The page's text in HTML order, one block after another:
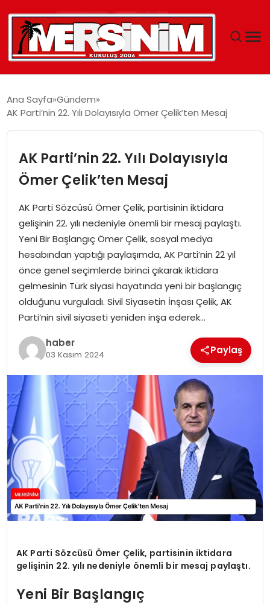
GÜNCEL
SAĞLIK
EĞITIM
SPOR
EKONOMI
MAGAZIN
DÜNYA
Ana Sayfa Gündem
AK Parti’nin 22. Yılı Dolayısıyla Ömer Çelik’ten Mesaj
AK Parti’nin 22. Yılı Dolayısıyla
Ömer Çelik’ten Mesaj
AK Parti Sözcüsü Ömer Çelik, partisinin iktidara
gelişinin 22. yılı nedeniyle önemli bir mesaj paylaştı.
Yeni Bir Başlangıç Ömer Çelik, sosyal medya
hesabından yaptığı paylaşımda, AK Parti’nin 22 yıl
önce genel seçimlerde birinci çıkarak iktidara
gelmesinin Türk siyasi hayatında yeni bir başlangıç
olduğunu vurguladı. Sivil Siyasetin İnşası Çelik, AK
Parti’nin sivil siyaseti yeniden inşa ederek…
haber
03 Kasım 2024 Paylaş
AK Parti Sözcüsü Ömer Çelik, partisinin iktidara
gelişinin 22. yılı nedeniyle önemli bir mesaj paylaştı.
Yeni Bir Başlangıç